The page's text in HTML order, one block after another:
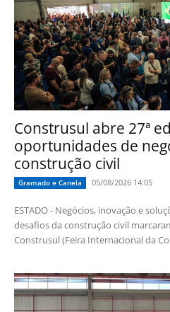
Construsul abre 27ª
oportunidades de
construção civil
Gramado e Canela 05/08/2026 14:05
ESTADO - Negócios, inovação e
desafios da construção civil
Construsul (Feira Internacional da